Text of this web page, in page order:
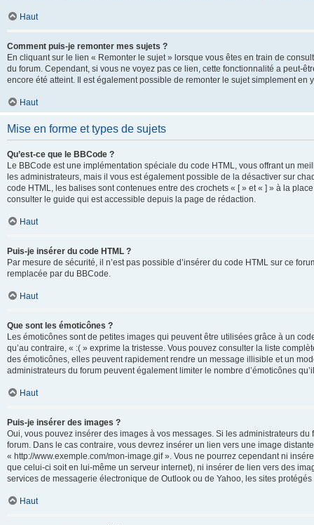
Haut
Comment puis-je remonter mes sujets ?
En cliquant sur le lien « Remonter le sujet » lorsque vous êtes en train de
du forum. Cependant, si vous ne voyez pas ce lien, cette fonctionnalité a peut-
encore été atteint. Il est également possible de remonter le sujet simplement
Haut
Mise en forme et types de sujets
Qu’est-ce que le BBCode ?
Le BBCode est une implémentation spéciale du code HTML, vous offrant un
les administrateurs, mais il vous est également possible de la désactiver sur
code HTML, les balises sont contenues entre des crochets « [ » et « ] » à la
consulter le guide qui est accessible depuis la page de rédaction.
Haut
Puis-je insérer du code HTML ?
Par mesure de sécurité, il n’est pas possible d’insérer du code HTML sur ce
remplacée par du BBCode.
Haut
Que sont les émoticônes ?
Les émoticônes sont de petites images qui peuvent être utilisées grâce à un
qu’au contraire, « :( » exprime la tristesse. Vous pouvez consulter la liste
des émoticônes, elles peuvent rapidement rendre un message illisible et un
administrateurs du forum peuvent également limiter le nombre d’émoticônes
Haut
Puis-je insérer des images ?
Oui, vous pouvez insérer des images à vos messages. Si les administrateurs
forum. Dans le cas contraire, vous devrez insérer un lien vers une image
« http://www.exemple.com/mon-image.gif ». Vous ne pourrez cependant ni
que celui-ci soit en lui-même un serveur internet), ni insérer de lien vers des
services de messagerie électronique de Outlook ou de Yahoo, les sites
Haut